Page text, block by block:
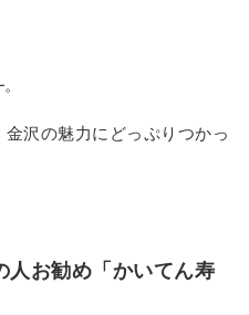
沢の魅力にどっぷりつかっ
人お勧め「かいてん寿